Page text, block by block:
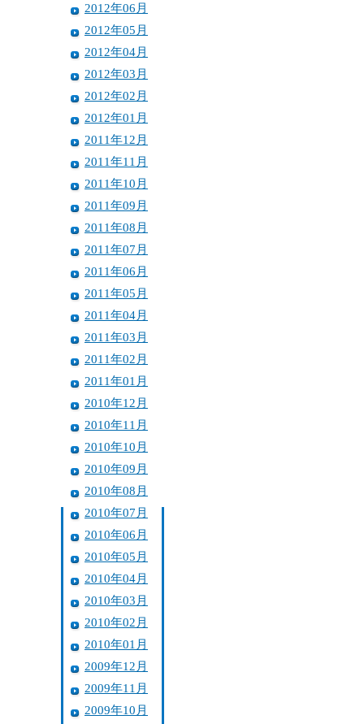
2012年06月
2012年05月
2012年04月
2012年03月
2012年02月
2012年01月
2011年12月
2011年11月
2011年10月
2011年09月
2011年08月
2011年07月
2011年06月
2011年05月
2011年04月
2011年03月
2011年02月
2011年01月
2010年12月
2010年11月
2010年10月
2010年09月
2010年08月
2010年07月
2010年06月
2010年05月
2010年04月
2010年03月
2010年02月
2010年01月
2009年12月
2009年11月
2009年10月